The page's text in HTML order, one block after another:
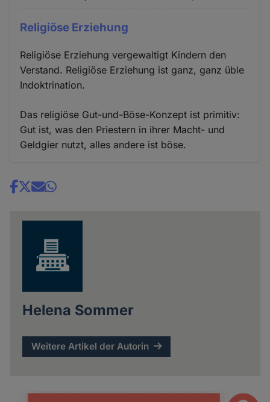
Religiöse Erziehung
Religiöse Erziehung vergewaltigt Kindern den
Verstand. Religiöse Erziehung ist ganz, ganz üble
Indoktrination.
Das religiöse Gut-und-Böse-Konzept ist primitiv:
Gut ist, was den Priestern in ihrer Macht- und
Geldgier nutzt, alles andere ist böse.
Share
Helena Sommer
Weitere Artikel der Autorin